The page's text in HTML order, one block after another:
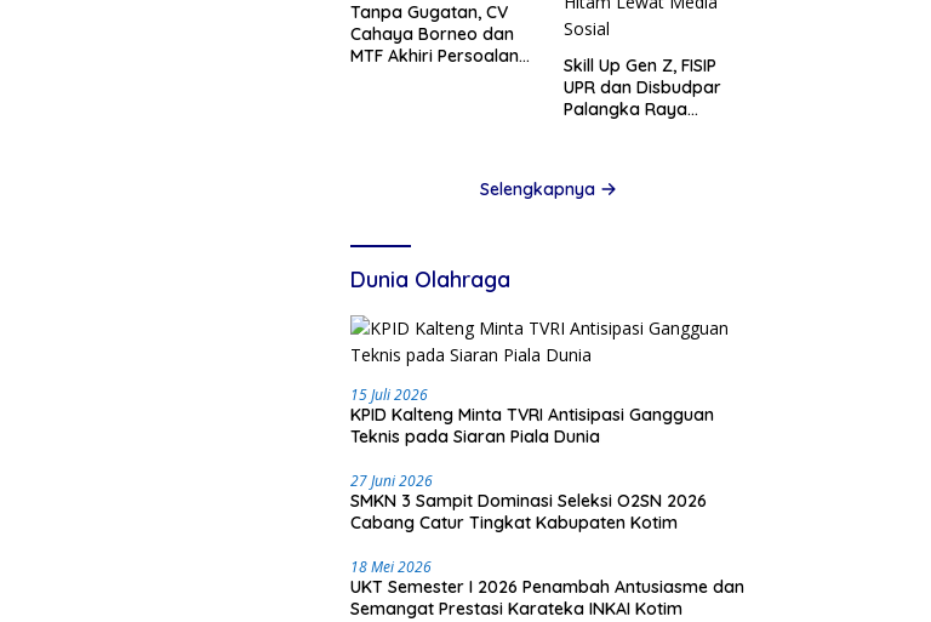
Tanpa Gugatan, CV
Cahaya Borneo dan
MTF Akhiri Persoalan
Skill Up Gen Z, FISIP
UPR dan Disbudpar
Palangka Raya
Selengkapnya
Dunia Olahraga
15 Juli 2026
KPID Kalteng Minta TVRI Antisipasi Gangguan
Teknis pada Siaran Piala Dunia
27 Juni 2026
SMKN 3 Sampit Dominasi Seleksi O2SN 2026
Cabang Catur Tingkat Kabupaten Kotim
18 Mei 2026
UKT Semester I 2026 Penambah Antusiasme dan
Semangat Prestasi Karateka INKAI Kotim